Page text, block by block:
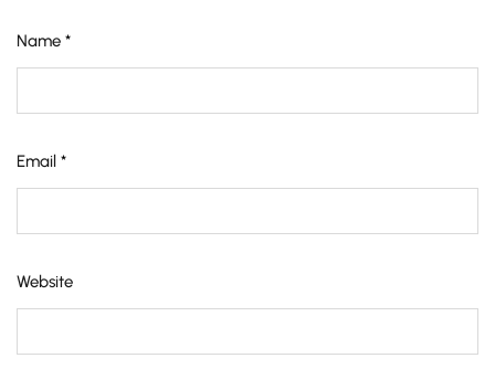
Name *
Email *
Website